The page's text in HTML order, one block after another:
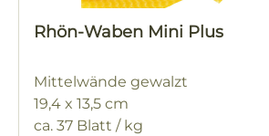
Rhön-Waben Mini Plus
Mittelwände gewalzt
19,4 x 13,5 cm
ca. 37 Blatt / kg